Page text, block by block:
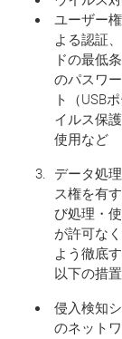
ユーザー
よる認証
ドの最低
のパスワ
ト（USB
イルス保
使用など
データ処
ス権を有
び処理・
が許可な
よう徹底
以下の措
侵入検知
のネット